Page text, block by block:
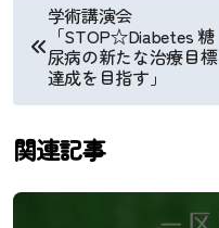
稿
ナ
ビ
ゲ
学術講演会
「STOP☆Diabetes 糖
尿病の新たな治療目標
達成を目指す」
関連記事